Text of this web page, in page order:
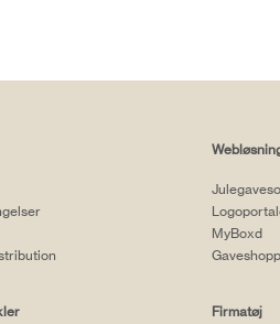
MyBoxd
Firmatøj